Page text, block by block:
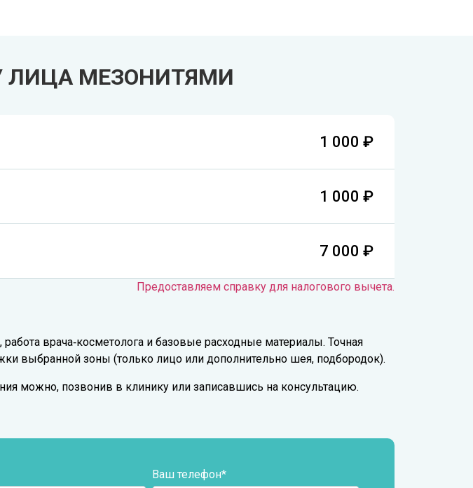
МЕЗОНИТЯМИ
1 000 ₽
1 000 ₽
7 000 ₽
Предоставляем справку для налогового вычета.
врача‑косметолога и базовые расходные материалы. Точная
выбранной зоны (только лицо или дополнительно шея, подбородок).
можно, позвонив в клинику или записавшись на консультацию.
Ваш телефон*